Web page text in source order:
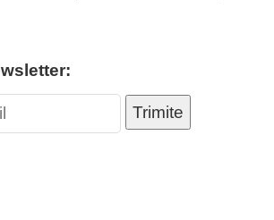
Trimite